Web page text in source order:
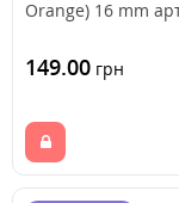
Orange) 16 mm
149.00 грн